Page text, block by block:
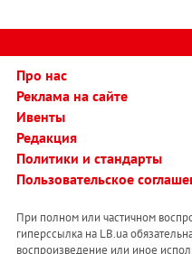
Про нас
Реклама на сайте
Ивенты
Редакция
Политики и стандарты
Пользовательское
При полном или частичном
гиперссылка на LB.ua
воспроизведение или иное